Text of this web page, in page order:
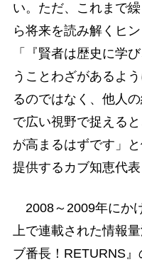
い。ただ、これまで
ら将来を読み解くヒ
「『賢者は歴史に学
うことわざがあるよ
るのではなく、他人
で広い視野で捉える
が高まるはずです」
提供するカブ知恵代
2008～2009年にか
上で連載された情報
ブ番長！RETURNS』